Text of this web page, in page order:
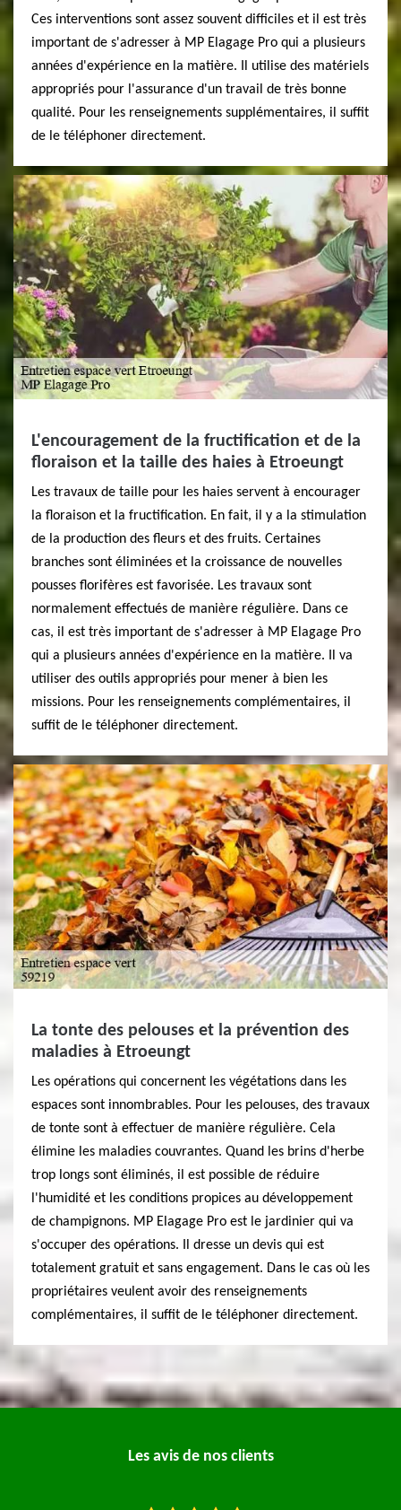
Ces interventions sont assez souvent difficiles et il est très
important de s'adresser à MP Elagage Pro qui a plusieurs
années d'expérience en la matière. Il utilise des matériels
appropriés pour l'assurance d'un travail de très bonne
qualité. Pour les renseignements supplémentaires, il suffit
de le téléphoner directement.
L'encouragement de la fructification et de la
floraison et la taille des haies à Etroeungt
Les travaux de taille pour les haies servent à encourager
la floraison et la fructification. En fait, il y a la stimulation
de la production des fleurs et des fruits. Certaines
branches sont éliminées et la croissance de nouvelles
pousses florifères est favorisée. Les travaux sont
normalement effectués de manière régulière. Dans ce
cas, il est très important de s'adresser à MP Elagage Pro
qui a plusieurs années d'expérience en la matière. Il va
utiliser des outils appropriés pour mener à bien les
missions. Pour les renseignements complémentaires, il
suffit de le téléphoner directement.
La tonte des pelouses et la prévention des
maladies à Etroeungt
Les opérations qui concernent les végétations dans les
espaces sont innombrables. Pour les pelouses, des travaux
de tonte sont à effectuer de manière régulière. Cela
élimine les maladies couvrantes. Quand les brins d'herbe
trop longs sont éliminés, il est possible de réduire
l'humidité et les conditions propices au développement
de champignons. MP Elagage Pro est le jardinier qui va
s'occuper des opérations. Il dresse un devis qui est
totalement gratuit et sans engagement. Dans le cas où les
propriétaires veulent avoir des renseignements
complémentaires, il suffit de le téléphoner directement.
Les avis de nos clients